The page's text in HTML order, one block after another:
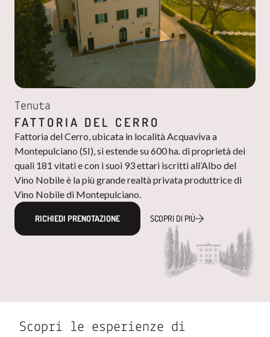
Tenuta
FATTORIA DEL CERRO
Fattoria del Cerro, ubicata in località Acquaviva a
Montepulciano (SI), si estende su 600 ha. di proprietà dei
quali 181 vitati e con i suoi 93 ettari iscritti all’Albo del
Vino Nobile​​ è la più grande realtà privata produttrice di
Vino Nobile di Montepulciano.
RICHIEDI PRENOTAZIONE SCOPRI DI PIÙ
Scopri le esperienze di